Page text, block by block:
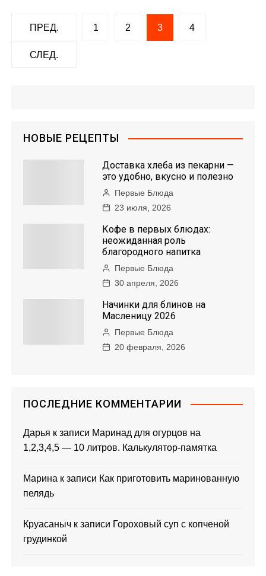
м
ПРЕД. 1 2 3 4
СЛЕД.
НОВЫЕ РЕЦЕПТЫ
Доставка хлеба из пекарни —
это удобно, вкусно и полезно
Первые Блюда
23 июля, 2026
Кофе в первых блюдах:
неожиданная роль
благородного напитка
Первые Блюда
30 апреля, 2026
Начинки для блинов на
Масленицу 2026
Первые Блюда
20 февраля, 2026
ПОСЛЕДНИЕ КОММЕНТАРИИ
Дарья к записи Маринад для огурцов на
1,2,3,4,5 — 10 литров. Калькулятор-памятка
Марина к записи Как приготовить маринованную
пелядь
Круасаныч к записи Гороховый суп с копченой
грудинкой